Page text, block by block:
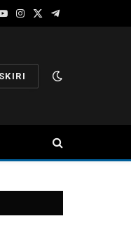
YouTube
Instagram
X
Telegram